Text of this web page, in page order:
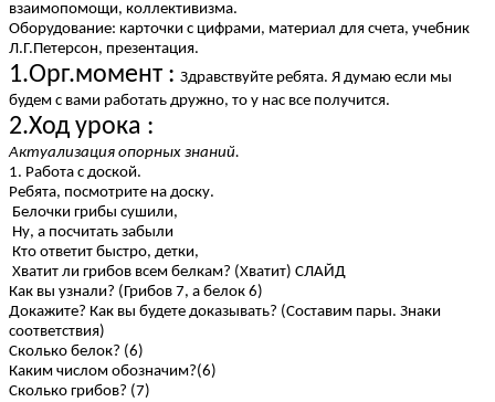
взаимопомощи, коллективизма.
Оборудование: карточки с цифрами, материал для счета, учебник
Л.Г.Петерсон, презентация.
1.Орг.момент : Здравствуйте ребята. Я думаю если мы
будем с вами работать дружно, то у нас все получится.
2.Ход урока :
Актуализация опорных знаний.
1. Работа с доской.
Ребята, посмотрите на доску.
Белочки грибы сушили,
Ну, а посчитать забыли
Кто ответит быстро, детки,
Хватит ли грибов всем белкам? (Хватит) СЛАЙД
Как вы узнали? (Грибов 7, а белок 6)
Докажите? Как вы будете доказывать? (Составим пары. Знаки
соответствия)
Сколько белок? (6)
Каким числом обозначим?(6)
Сколько грибов? (7)